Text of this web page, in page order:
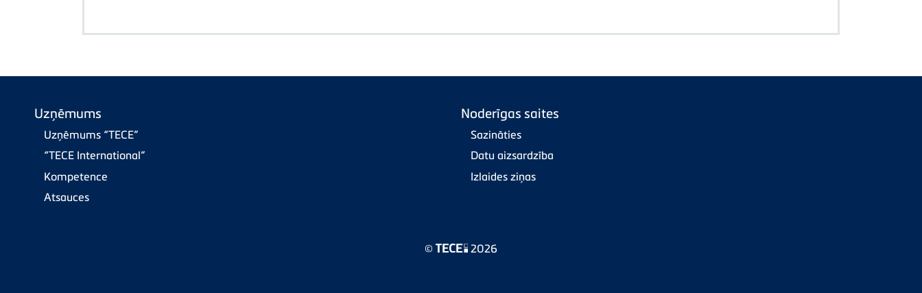
Uzņēmums
Uzņēmums “TECE”
“TECE International”
Kompetence
Atsauces
Noderīgas saites
Sazināties
Datu aizsardzība
Izlaides ziņas
© 2026